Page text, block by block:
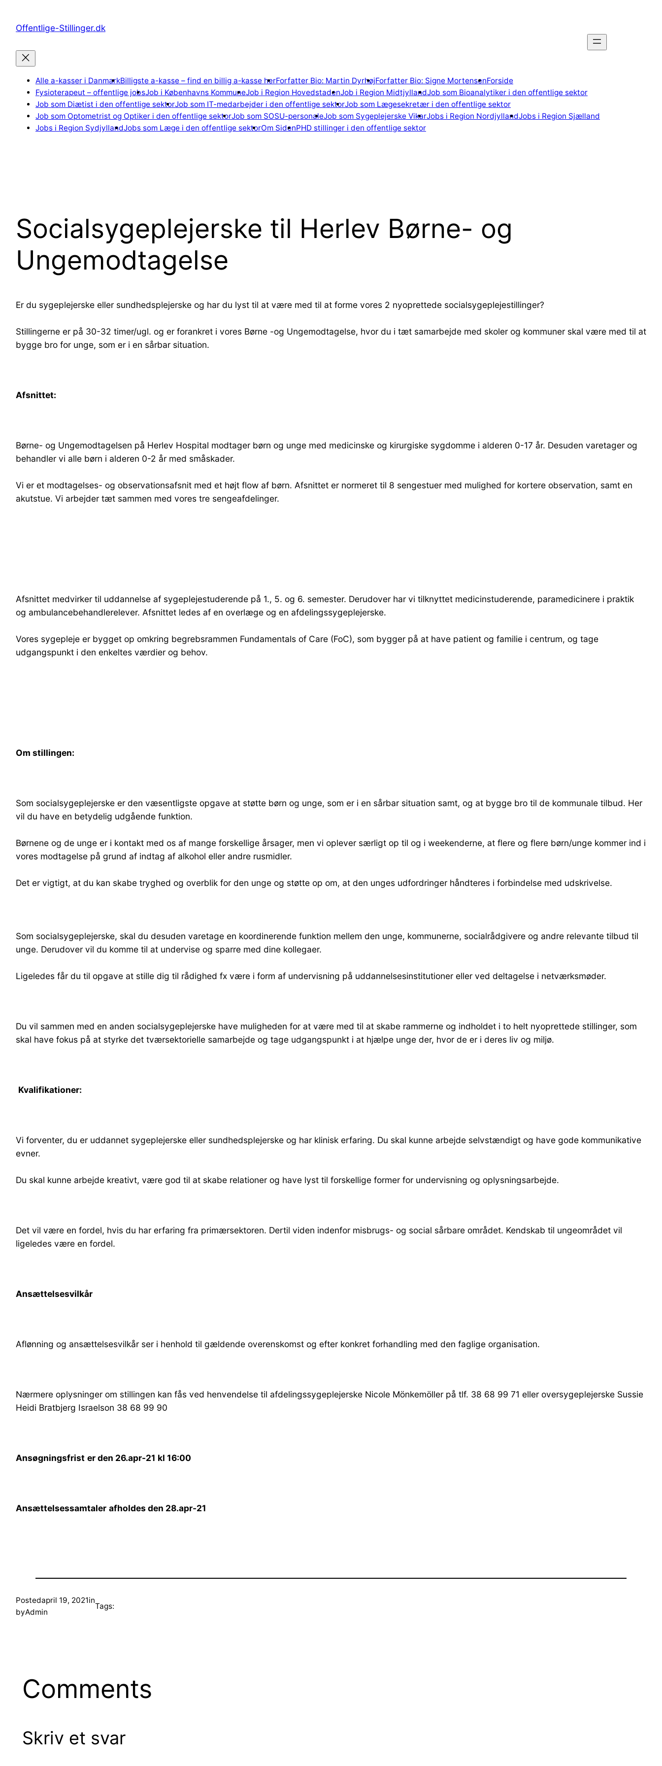
indholdOffentlige-Stillinger.dk
Alle a-kasser i DanmarkBilligste a-kasse – find en billig a-kasse herForfatter Bio: Martin DyrhøjForfatter Bio: Signe MortensenForside
Fysioterapeut – offentlige jobsJob i Københavns KommuneJob i Region HovedstadenJob i Region MidtjyllandJob som Bioanalytiker i den offentlige sektor
Job som Diætist i den offentlige sektorJob som IT-medarbejder i den offentlige sektorJob som Lægesekretær i den offentlige sektor
Job som Optometrist og Optiker i den offentlige sektorJob som SOSU-personaleJob som Sygeplejerske VikarJobs i Region NordjyllandJobs i Region Sjælland
Jobs i Region SydjyllandJobs som Læge i den offentlige sektorOm SidenPHD stillinger i den offentlige sektor
Socialsygeplejerske til Herlev Børne- og
Ungemodtagelse
Er du sygeplejerske eller sundhedsplejerske og har du lyst til at være med til at forme vores 2 nyoprettede socialsygeplejestillinger?
Stillingerne er på 30-32 timer/ugl. og er forankret i vores Børne -og Ungemodtagelse, hvor du i tæt samarbejde med skoler og kommuner skal være med til at
bygge bro for unge, som er i en sårbar situation.
Afsnittet:
Børne- og Ungemodtagelsen på Herlev Hospital modtager børn og unge med medicinske og kirurgiske sygdomme i alderen 0-17 år. Desuden varetager og
behandler vi alle børn i alderen 0-2 år med småskader.
Vi er et modtagelses- og observationsafsnit med et højt flow af børn. Afsnittet er normeret til 8 sengestuer med mulighed for kortere observation, samt en
akutstue. Vi arbejder tæt sammen med vores tre sengeafdelinger.
Afsnittet medvirker til uddannelse af sygeplejestuderende på 1., 5. og 6. semester. Derudover har vi tilknyttet medicinstuderende, paramedicinere i praktik
og ambulancebehandlerelever. Afsnittet ledes af en overlæge og en afdelingssygeplejerske.
Vores sygepleje er bygget op omkring begrebsrammen Fundamentals of Care (FoC), som bygger på at have patient og familie i centrum, og tage
udgangspunkt i den enkeltes værdier og behov.
Om stillingen:
Som socialsygeplejerske er den væsentligste opgave at støtte børn og unge, som er i en sårbar situation samt, og at bygge bro til de kommunale tilbud. Her
vil du have en betydelig udgående funktion.
Børnene og de unge er i kontakt med os af mange forskellige årsager, men vi oplever særligt op til og i weekenderne, at flere og flere børn/unge kommer ind i
vores modtagelse på grund af indtag af alkohol eller andre rusmidler.
Det er vigtigt, at du kan skabe tryghed og overblik for den unge og støtte op om, at den unges udfordringer håndteres i forbindelse med udskrivelse.
Som socialsygeplejerske, skal du desuden varetage en koordinerende funktion mellem den unge, kommunerne, socialrådgivere og andre relevante tilbud til
unge. Derudover vil du komme til at undervise og sparre med dine kollegaer.
Ligeledes får du til opgave at stille dig til rådighed fx være i form af undervisning på uddannelsesinstitutioner eller ved deltagelse i netværksmøder.
Du vil sammen med en anden socialsygeplejerske have muligheden for at være med til at skabe rammerne og indholdet i to helt nyoprettede stillinger, som
skal have fokus på at styrke det tværsektorielle samarbejde og tage udgangspunkt i at hjælpe unge der, hvor de er i deres liv og miljø.
Kvalifikationer:
Vi forventer, du er uddannet sygeplejerske eller sundhedsplejerske og har klinisk erfaring. Du skal kunne arbejde selvstændigt og have gode kommunikative
evner.
Du skal kunne arbejde kreativt, være god til at skabe relationer og have lyst til forskellige former for undervisning og oplysningsarbejde.
Det vil være en fordel, hvis du har erfaring fra primærsektoren. Dertil viden indenfor misbrugs- og social sårbare området. Kendskab til ungeområdet vil
ligeledes være en fordel.
Ansættelsesvilkår
Aflønning og ansættelsesvilkår ser i henhold til gældende overenskomst og efter konkret forhandling med den faglige organisation.
Nærmere oplysninger om stillingen kan fås ved henvendelse til afdelingssygeplejerske Nicole Mönkemöller på tlf. 38 68 99 71 eller oversygeplejerske Sussie
Heidi Bratbjerg Israelson 38 68 99 90
Ansøgningsfrist er den 26.apr-21 kl 16:00
Ansættelsessamtaler afholdes den 28.apr-21
Postedapril 19, 2021in
byAdmin
Tags:
Comments
Skriv et svar